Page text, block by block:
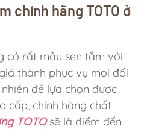
chính hãng TOTO ở
có rất mẫu sen tắm với
thành phục vụ mọi đối
để lựa chọn được
cấp, chính hãng chất
TOTO sẽ là điểm đến